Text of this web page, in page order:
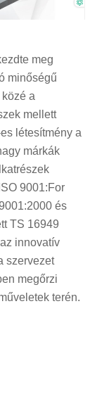
meg
minőségű
a
mellett
létesítmény a
márkák
9001:For
és
TS 16949
innovatív
szervezet
megőrzi
terén.